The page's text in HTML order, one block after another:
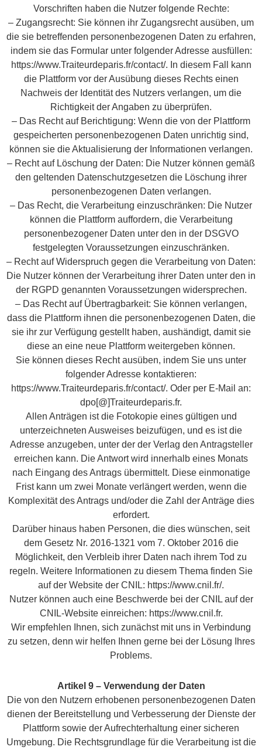
Vorschriften haben die Nutzer folgende Rechte:
– Zugangsrecht: Sie können ihr Zugangsrecht ausüben, um
die sie betreffenden personenbezogenen Daten zu erfahren,
indem sie das Formular unter folgender Adresse ausfüllen:
https://www.Traiteurdeparis.fr/contact/. In diesem Fall kann
die Plattform vor der Ausübung dieses Rechts einen
Nachweis der Identität des Nutzers verlangen, um die
Richtigkeit der Angaben zu überprüfen.
– Das Recht auf Berichtigung: Wenn die von der Plattform
gespeicherten personenbezogenen Daten unrichtig sind,
können sie die Aktualisierung der Informationen verlangen.
– Recht auf Löschung der Daten: Die Nutzer können gemäß
den geltenden Datenschutzgesetzen die Löschung ihrer
personenbezogenen Daten verlangen.
– Das Recht, die Verarbeitung einzuschränken: Die Nutzer
können die Plattform auffordern, die Verarbeitung
personenbezogener Daten unter den in der DSGVO
festgelegten Voraussetzungen einzuschränken.
– Recht auf Widerspruch gegen die Verarbeitung von Daten:
Die Nutzer können der Verarbeitung ihrer Daten unter den in
der RGPD genannten Voraussetzungen widersprechen.
– Das Recht auf Übertragbarkeit: Sie können verlangen,
dass die Plattform ihnen die personenbezogenen Daten, die
sie ihr zur Verfügung gestellt haben, aushändigt, damit sie
diese an eine neue Plattform weitergeben können.
Sie können dieses Recht ausüben, indem Sie uns unter
folgender Adresse kontaktieren:
https://www.Traiteurdeparis.fr/contact/. Oder per E-Mail an:
dpo[@]Traiteurdeparis.fr.
Allen Anträgen ist die Fotokopie eines gültigen und
unterzeichneten Ausweises beizufügen, und es ist die
Adresse anzugeben, unter der der Verlag den Antragsteller
erreichen kann. Die Antwort wird innerhalb eines Monats
nach Eingang des Antrags übermittelt. Diese einmonatige
Frist kann um zwei Monate verlängert werden, wenn die
Komplexität des Antrags und/oder die Zahl der Anträge dies
erfordert.
Darüber hinaus haben Personen, die dies wünschen, seit
dem Gesetz Nr. 2016-1321 vom 7. Oktober 2016 die
Möglichkeit, den Verbleib ihrer Daten nach ihrem Tod zu
regeln. Weitere Informationen zu diesem Thema finden Sie
auf der Website der CNIL: https://www.cnil.fr/.
Nutzer können auch eine Beschwerde bei der CNIL auf der
CNIL-Website einreichen: https://www.cnil.fr.
Wir empfehlen Ihnen, sich zunächst mit uns in Verbindung
zu setzen, denn wir helfen Ihnen gerne bei der Lösung Ihres
Problems.
Artikel 9 – Verwendung der Daten
Die von den Nutzern erhobenen personenbezogenen Daten
dienen der Bereitstellung und Verbesserung der Dienste der
Plattform sowie der Aufrechterhaltung einer sicheren
Umgebung. Die Rechtsgrundlage für die Verarbeitung ist die